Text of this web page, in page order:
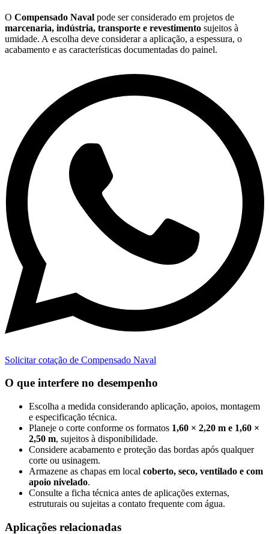
O Compensado Naval pode ser considerado em projetos de
marcenaria, indústria, transporte e revestimento sujeitos à
umidade. A escolha deve considerar a aplicação, a espessura, o
acabamento e as características documentadas do painel.
Solicitar cotação de Compensado Naval
O que interfere no desempenho
Escolha a medida considerando aplicação, apoios, montagem
e especificação técnica.
Planeje o corte conforme os formatos 1,60 × 2,20 m e 1,60 ×
2,50 m, sujeitos à disponibilidade.
Considere acabamento e proteção das bordas após qualquer
corte ou usinagem.
Armazene as chapas em local coberto, seco, ventilado e com
apoio nivelado.
Consulte a ficha técnica antes de aplicações externas,
estruturais ou sujeitas a contato frequente com água.
Aplicações relacionadas